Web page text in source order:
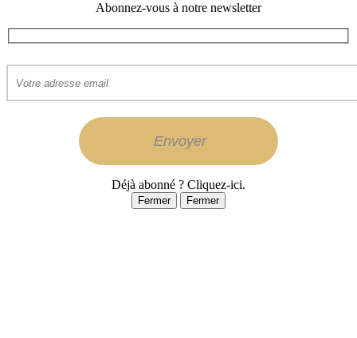
Abonnez-vous à notre newsletter
Déjà abonné ? Cliquez-ici.
Fermer Fermer